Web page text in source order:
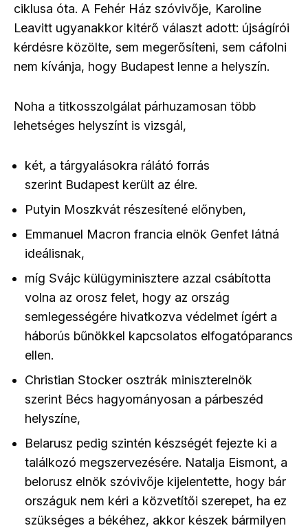
ciklusa óta. A Fehér Ház szóvivője, Karoline
Leavitt ugyanakkor kitérő választ adott: újságírói
kérdésre közölte, sem megerősíteni, sem cáfolni
nem kívánja, hogy Budapest lenne a helyszín.
Noha a titkosszolgálat párhuzamosan több
lehetséges helyszínt is vizsgál,
két, a tárgyalásokra rálátó forrás
szerint Budapest került az élre.
Putyin Moszkvát részesítené előnyben,
Emmanuel Macron francia elnök Genfet látná
ideálisnak,
míg Svájc külügyminisztere azzal csábította
volna az orosz felet, hogy az ország
semlegességére hivatkozva védelmet ígért a
háborús bűnökkel kapcsolatos elfogatóparancs
ellen.
Christian Stocker osztrák miniszterelnök
szerint Bécs hagyományosan a párbeszéd
helyszíne,
Belarusz pedig szintén készségét fejezte ki a
találkozó megszervezésére. Natalja Eismont, a
belorusz elnök szóvivője kijelentette, hogy bár
országuk nem kéri a közvetítői szerepet, ha ez
szükséges a békéhez, akkor készek bármilyen